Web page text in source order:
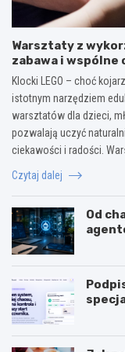
Warsztaty z
zabawa i
Klocki LEGO – choć
istotnym narzędziem
warsztatów dla dzieci,
pozwalają uczyć
ciekawości i radości.
Czytaj dalej
Od